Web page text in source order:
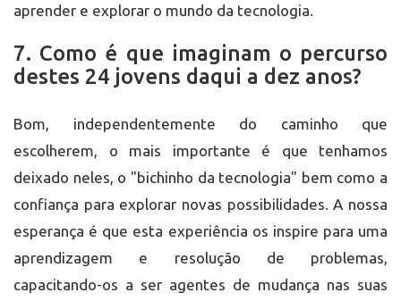
aprender e explorar o mundo da tecnologia.
7. Como é que imaginam o percurso
destes 24 jovens daqui a dez anos?
Bom, independentemente do caminho que
escolherem, o mais importante é que tenhamos
deixado neles, o "bichinho da tecnologia" bem como a
confiança para explorar novas possibilidades. A nossa
esperança é que esta experiência os inspire para uma
aprendizagem e resolução de problemas,
capacitando-os a ser agentes de mudança nas suas